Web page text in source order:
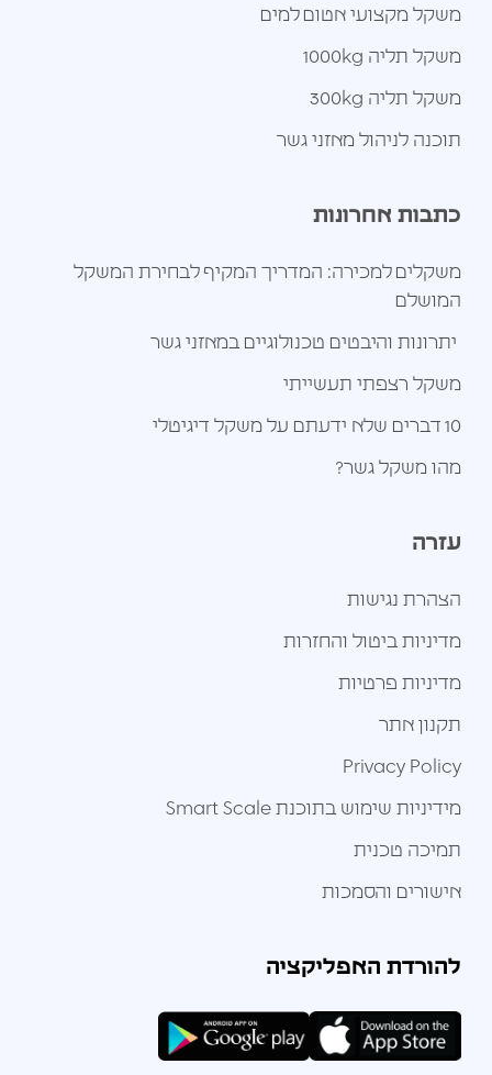
משקל מקצועי אטום למים
משקל תליה 1000kg
משקל תליה 300kg
תוכנה לניהול מאזני גשר
כתבות אחרונות
משקלים למכירה: המדריך המקיף לבחירת המשקל
המושלם
יתרונות והיבטים טכנולוגיים במאזני גשר
משקל רצפתי תעשייתי
10 דברים שלא ידעתם על משקל דיגיטלי
מהו משקל גשר?
עזרה
הצהרת נגישות
מדיניות ביטול והחזרות
מדיניות פרטיות
תקנון אתר
Privacy Policy
מידיניות שימוש בתוכנת Smart Scale
תמיכה טכנית
אישורים והסמכות
להורדת האפליקציה